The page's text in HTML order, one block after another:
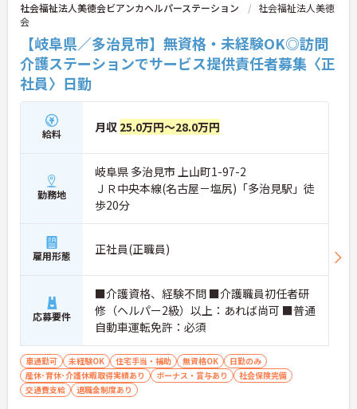
社会福祉法人美徳会ビアンカヘルパーステーション
社会福祉法人美徳
会
【岐阜県／多治見市】無資格・未経験OK◎訪問
介護ステーションでサービス提供責任者募集〈正
社員〉日勤
給料 月収 25.0万円～28.0万円
勤務地
岐阜県 多治見市 上山町1-97-2
ＪＲ中央本線(名古屋－塩尻)「多治見駅」徒
歩20分
雇用形態 正社員(正職員)
応募要件
■介護資格、経験不問 ■介護職員初任者研
修（ヘルパー2級）以上：あれば尚可 ■普通
自動車運転免許：必須
車通勤可 未経験OK 住宅手当・補助 無資格OK
日勤のみ
産休･育休･介護休暇取得実績あり
ボーナス・賞与あり
社会保険完備
交通費支給
退職金制度あり